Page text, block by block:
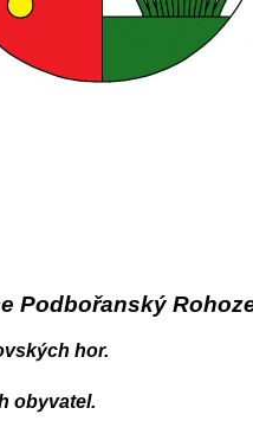
Podbořanský
hor.
obyvatel.